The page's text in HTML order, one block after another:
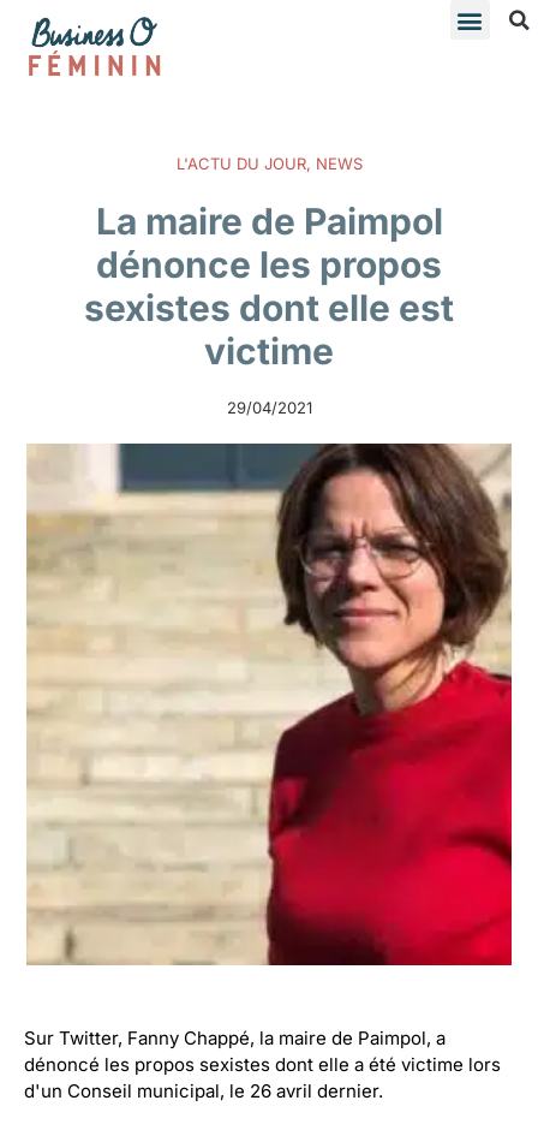
L'ACTU DU JOUR, NEWS
La maire de Paimpol
dénonce les propos
sexistes dont elle est
victime
29/04/2021
Sur Twitter, Fanny Chappé, la maire de Paimpol, a
dénoncé les propos sexistes dont elle a été victime lors
d'un Conseil municipal, le 26 avril dernier.